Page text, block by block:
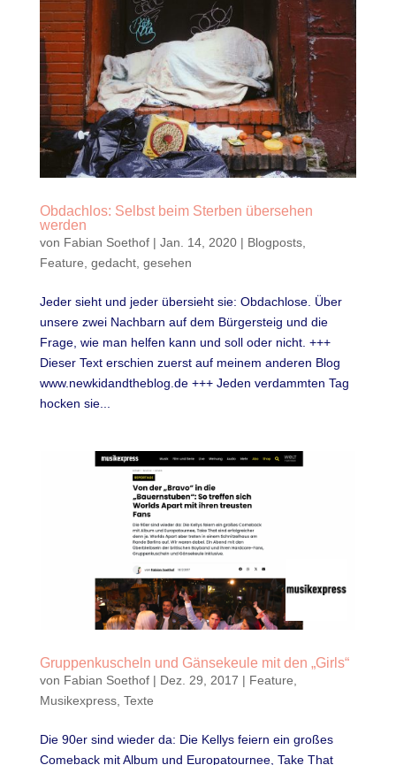
Obdachlos: Selbst beim Sterben übersehen
werden
von Fabian Soethof| Jan. 14, 2020| Blogposts,
Feature gedacht, gesehen
Jeder sieht und jeder übersieht sie: Obdachlose. Über
unsere zwei Nachbarn auf dem Bürgersteig und die
Frage, wie man helfen kann und soll oder nicht. +++
Dieser Text erschien zuerst auf meinem anderen Blog
www.newkidandtheblog.de +++ Jeden verdammten Tag
hocken sie...
Gruppenkuscheln und Gänsekeule mit den „Girls“
von Fabian Soethof| Dez. 29, 2017 | Feature
Musikexpress, Texte
Die 90er sind wieder da: Die Kellys feiern ein großes
Comeback mit Album und Europatournee, Take That